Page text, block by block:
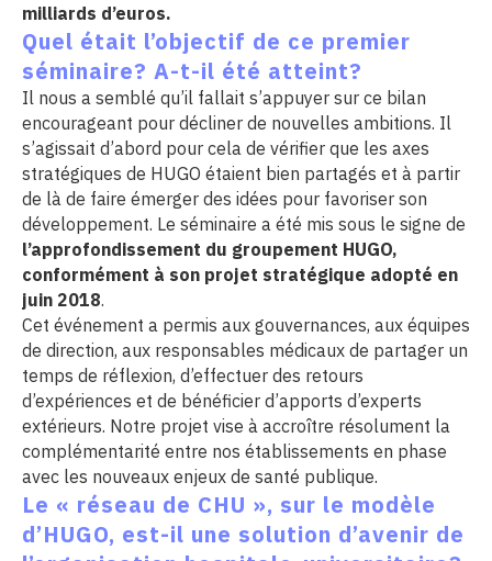
milliards d’euros.
Quel était l’objectif de ce premier
séminaire? A-t-il été atteint?
Il nous a semblé qu’il fallait s’appuyer sur ce bilan
encourageant pour décliner de nouvelles ambitions. Il
s’agissait d’abord pour cela de vérifier que les axes
stratégiques de HUGO étaient bien partagés et à partir
de là de faire émerger des idées pour favoriser son
développement. Le séminaire a été mis sous le signe de
l’approfondissement du groupement HUGO,
conformément à son projet stratégique adopté en
juin 2018.
Cet événement a permis aux gouvernances, aux équipes
de direction, aux responsables médicaux de partager un
temps de réflexion, d’effectuer des retours
d’expériences et de bénéficier d’apports d’experts
extérieurs. Notre projet vise à accroître résolument la
complémentarité entre nos établissements en phase
avec les nouveaux enjeux de santé publique.
Le « réseau de CHU », sur le modèle
d’HUGO, est-il une solution d’avenir de